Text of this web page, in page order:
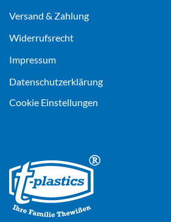
Versand & Zahlung
Widerrufsrecht
Impressum
Datenschutz­erklärung
Cookie Einstellungen